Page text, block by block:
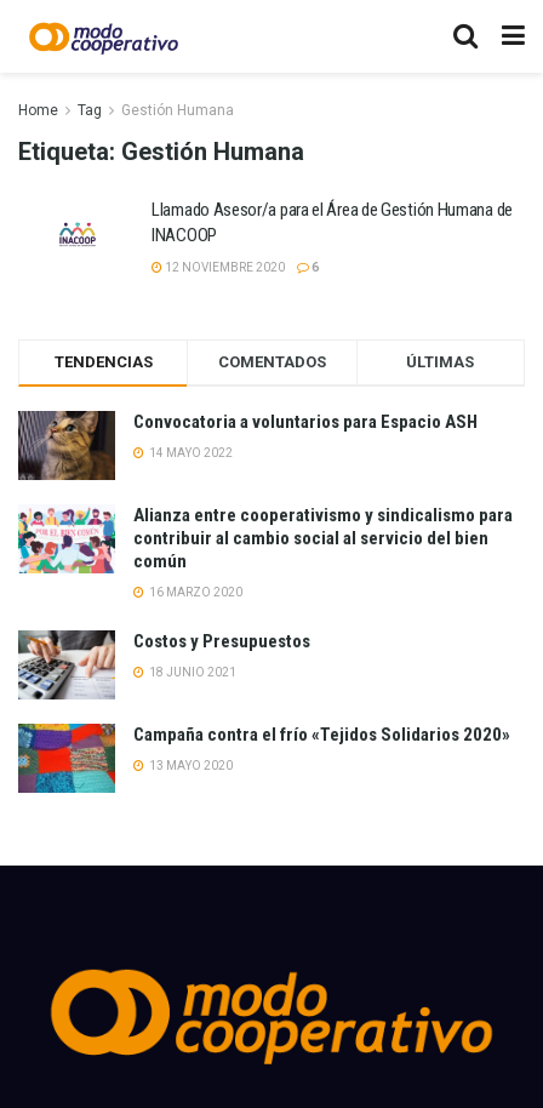
Home Tag Gestión Humana
Etiqueta: Gestión Humana
Llamado Asesor/a para el Área de Gestión Humana de
INACOOP
12 NOVIEMBRE 2020 6
TENDENCIAS COMENTADOS ÚLTIMAS
Convocatoria a voluntarios para Espacio ASH
14 MAYO 2022
Alianza entre cooperativismo y sindicalismo para
contribuir al cambio social al servicio del bien
común
16 MARZO 2020
Costos y Presupuestos
18 JUNIO 2021
Campaña contra el frío «Tejidos Solidarios 2020»
13 MAYO 2020